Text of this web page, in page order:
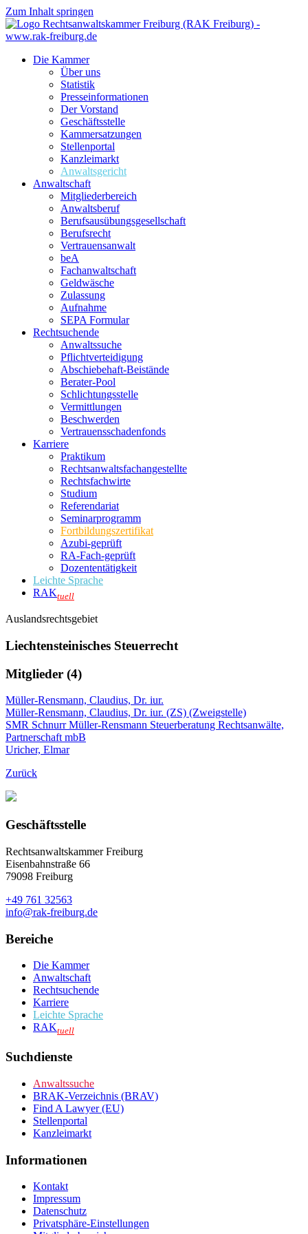
Zum Inhalt springen
Die Kammer
Über uns
Statistik
Presseinformationen
Der Vorstand
Geschäftsstelle
Kammersatzungen
Stellenportal
Kanzleimarkt
Anwaltsgericht
Anwaltschaft
Mitgliederbereich
Anwaltsberuf
Berufsausübungs­gesellschaft
Berufsrecht
Vertrauensanwalt
beA
Fachanwaltschaft
Geldwäsche
Zulassung
Aufnahme
SEPA Formular
Rechtsuchende
Anwaltssuche
Pflichtverteidigung
Abschiebehaft-Beistände
Berater-Pool
Schlichtungsstelle
Vermittlungen
Beschwerden
Vertrauensschadenfonds
Karriere
Praktikum
Rechtsanwalts­fachangestellte
Rechtsfachwirte
Studium
Referendariat
Seminarprogramm
Fortbildungszertifikat
Azubi-geprüft
RA-Fach-geprüft
Dozententätigkeit
Leichte Sprache
RAKtuell
Auslandsrechtsgebiet
Liechtensteinisches Steuerrecht
Mitglieder (4)
Müller-Rensmann, Claudius, Dr. iur.
Müller-Rensmann, Claudius, Dr. iur. (ZS) (Zweigstelle)
SMR Schnurr Müller-Rensmann Steuerberatung Rechtsanwälte,
Partnerschaft mbB
Uricher, Elmar
Zurück
Geschäftsstelle
Rechtsanwaltskammer Freiburg
Eisenbahnstraße 66
79098 Freiburg
+49 761 32563
info@rak-freiburg.de
Bereiche
Die Kammer
Anwaltschaft
Rechtsuchende
Karriere
Leichte Sprache
RAKtuell
Suchdienste
Anwaltssuche
BRAK-Verzeichnis (BRAV)
Find A Lawyer (EU)
Stellenportal
Kanzleimarkt
Informationen
Kontakt
Impressum
Datenschutz
Privatsphäre-Einstellungen